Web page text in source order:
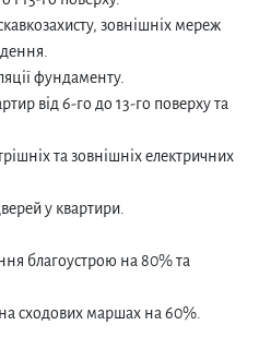
зовнішніх мереж
фундаменту.
від 6-го до 13-го поверху та
та зовнішніх електричних
у квартири.
благоустрою на 80% та
сходових маршах на 60%.